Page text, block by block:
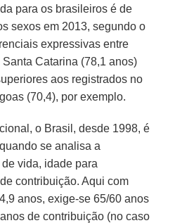
para os brasileiros é de
sexos em 2013, segundo o
expressivas entre
Catarina (78,1 anos)
aos registrados no
(70,4), por exemplo.
o Brasil, desde 1998, é
se analisa a
vida, idade para
contribuição. Aqui com
anos, exige-se 65/60 anos
de contribuição (no caso